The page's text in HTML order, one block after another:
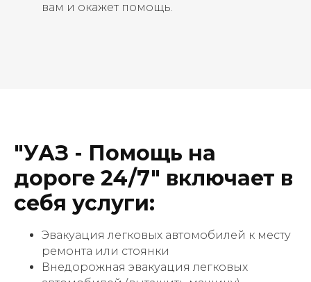
вам и окажет помощь.
"УАЗ - Помощь на
дороге 24/7" включает в
себя услуги:
Эвакуация легковых автомобилей к месту
ремонта или стоянки
Внедорожная эвакуация легковых